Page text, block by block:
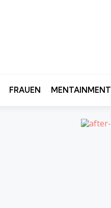
FRAUEN MENTAINMENT